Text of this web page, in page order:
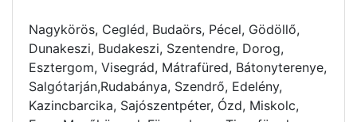
Nagykörös, Cegléd, Budaörs, Pécel, Gödöllő,
Dunakeszi, Budakeszi, Szentendre, Dorog,
Esztergom, Visegrád, Mátrafüred, Bátonyterenye,
Salgótarján,Rudabánya, Szendrő, Edelény,
Kazincbarcika, Sajószentpéter, Ózd, Miskolc,